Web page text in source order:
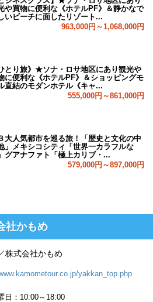
や買物に便利な《ホテルPF》＆静かなで
いビーチに面したリゾート...
963,000円～1,068,000円
とり旅》★ソナ・ロサ地区にあり観光や
に便利な《ホテルPF》＆ショッピングモ
直結のモダンホテル《キャ...
555,000円～861,000円
大人気都市を巡る旅！「歴史と文化の中
」メキシコシティ「世界一カラフルな
グアナファト「極上カリブ・...
579,000円～897,000円
社かもめ
株式会社かもめ
yakkan_top.php
日：10:00～18:00